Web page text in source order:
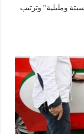
ومليلية" وترتيب